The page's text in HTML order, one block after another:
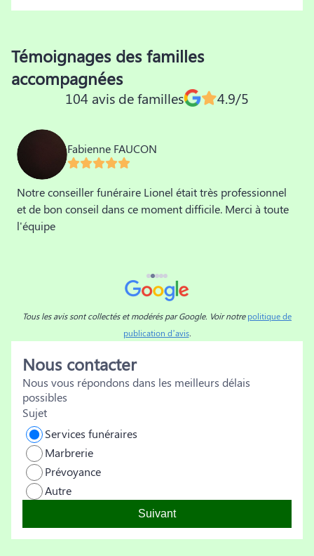
Témoignages des familles
accompagnées
104 avis de familles 4.9/5
Fabienne FAUCON
Notre conseiller funéraire Lionel était très professionnel
et de bon conseil dans ce moment difficile. Merci à toute
l'équipe
Tous les avis sont collectés et modérés par Google. Voir notrepolitique de
publication d’avis.
Nous contacter
Nous vous répondons dans les meilleurs délais
possibles
Sujet
Services funéraires
Marbrerie
Prévoyance
Autre
Suivant